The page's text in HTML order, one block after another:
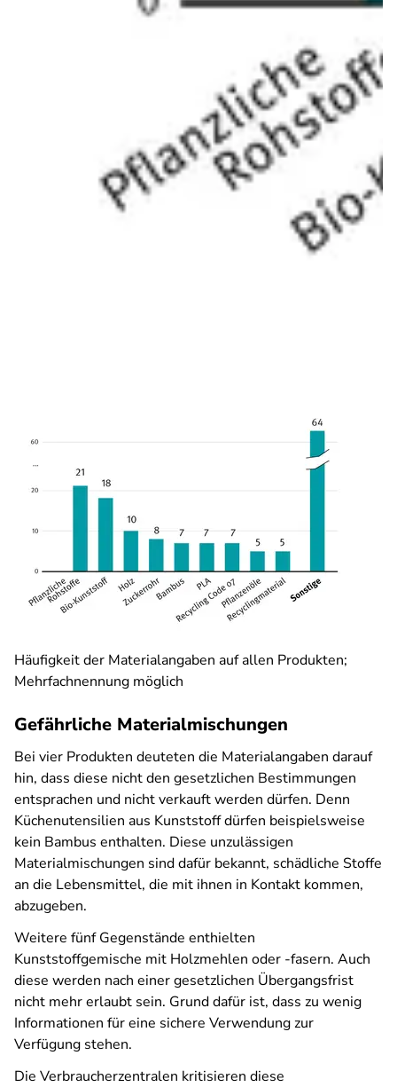
Häufigkeit der Materialangaben auf allen Produkten;
Mehrfachnennung möglich
Gefährliche Materialmischungen
Bei vier Produkten deuteten die Materialangaben darauf
hin, dass diese nicht den gesetzlichen Bestimmungen
entsprachen und nicht verkauft werden dürfen. Denn
Küchenutensilien aus Kunststoff dürfen beispielsweise
kein Bambus enthalten. Diese unzulässigen
Materialmischungen sind dafür bekannt, schädliche Stoffe
an die Lebensmittel, die mit ihnen in Kontakt kommen,
abzugeben.
Weitere fünf Gegenstände enthielten
Kunststoffgemische mit Holzmehlen oder -fasern. Auch
diese werden nach einer gesetzlichen Übergangsfrist
nicht mehr erlaubt sein. Grund dafür ist, dass zu wenig
Informationen für eine sichere Verwendung zur
Verfügung stehen.
Die Verbraucherzentralen kritisieren diese